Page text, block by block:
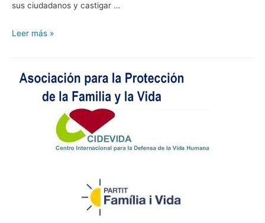
sus ciudadanos y castigar …
Pena
Leer más »